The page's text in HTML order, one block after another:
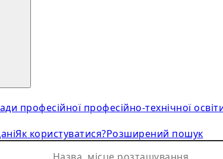
професійної професійно-технічної
Як користуватися?Розширений пошук